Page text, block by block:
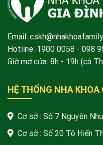
Email:
Hotline: 1900 0058 - 098
Giờ mở cửa: 8h - 19h (cả
HỆ THỐNG NHA KHOA
Cơ sở : Số 7 Nguyên
Cơ sở : Số 20 Tô Hiến